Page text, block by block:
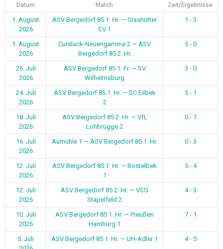
Datum Match Zeit/Ergebnisse
1. August
2026
ASV Bergedorf 85 1. Hr. — Glashütter
SV 1
1 - 3
1. August
2026
Curslack-Neuengamme 2 — ASV
Bergedorf 85 2. Hr.
5 - 0
26. Juli
2026
ASV Bergedorf 85 1. Fr. — SV
Wilhelmsburg
3 - 0
24. Juli
2026
ASV Bergedorf 85 1. Hr. — SC Eilbek
2
5 - 1
18. Juli
2026
ASV Bergedorf 85 2. Hr. — VfL
Lohbrügge 2
0 - 7
16. Juli
2026
Aumühle 1 — ASV Bergedorf 85 1. Hr. 0 - 3
12. Juli
2026
ASV Bergedorf 85 1. Hr. — Bostelbek
1
5 - 4
12. Juli
2026
ASV Bergedorf 85 2. Hr. — VSG
Stapelfeld 2
4 - 3
10. Juli
2026
ASV Bergedorf 85 1. Hr. — Preußen
Hamburg 1
7 - 1
5. Juli
ASV Bergedorf 85 1. Hr. — UH-Adler 1 4 - 5